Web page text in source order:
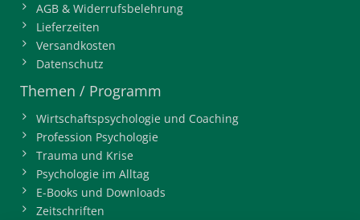
AGB & Widerrufsbelehrung
Lieferzeiten
Versandkosten
Datenschutz
Themen / Programm
Wirtschaftspsychologie und Coaching
Profession Psychologie
Trauma und Krise
Psychologie im Alltag
E-Books und Downloads
Zeitschriften